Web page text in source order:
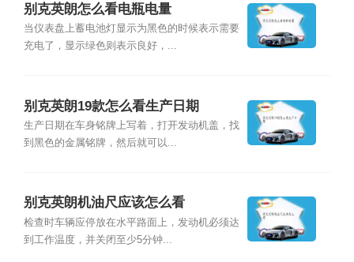
别克英朗怎么看电瓶电量
当仪表盘上蓄电池灯显示为黑色的时候表示需要
充电了，显示绿色则表示良好，...
别克英朗19款怎么看生产日期
生产日期在车身铭牌上写着，打开发动机盖，找
到黑色的金属铭牌，然后就可以...
别克英朗机油尺应该怎么看
检查时车辆应停放在水平路面上，发动机必须达
到工作温度，并关闭至少5分钟...